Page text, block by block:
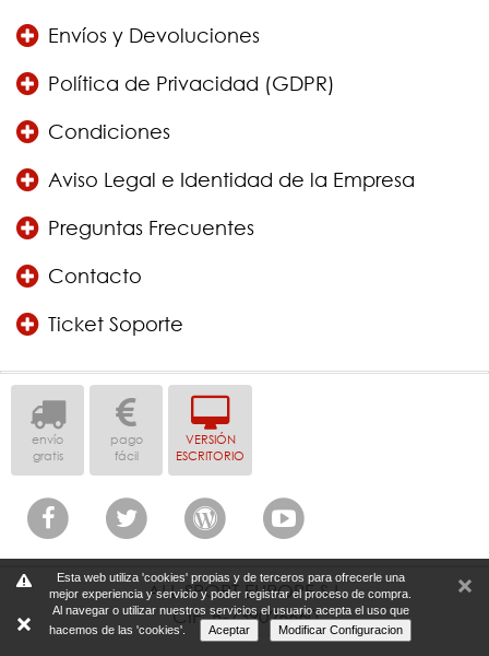
Esta web utiliza 'cookies' propias y de terceros para ofrecerle una
mejor experiencia y servicio y poder registrar el proceso de compra.
Al navegar o utilizar nuestros servicios el usuario acepta el uso que
hacemos de las 'cookies'.
Envíos y Devoluciones
Política de Privacidad (GDPR)
Condiciones
Aviso Legal e Identidad de la Empresa
Preguntas Frecuentes
Contacto
Ticket Soporte
envío
gratis
pago
fácil
VERSIÓN
ESCRITORIO
ALL SPORT EUROPE S.L
CIF: B-739026660